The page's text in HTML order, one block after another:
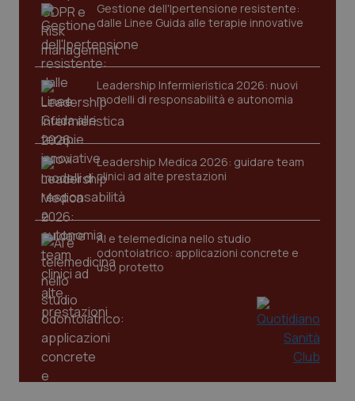
Gestione dell'Ipertensione resistente:
dalle Linee Guida alle terapie innovative
Leadership Infermieristica 2026: nuovi
modelli di responsabilità e autonomia
Leadership Medica 2026: guidare team
clinici ad alte prestazioni
AI e telemedicina nello studio
odontoiatrico: applicazioni concrete e
uso protetto
CookieScriptConsent
tracking-sites-ironfish-
www.quotidianosanita.it